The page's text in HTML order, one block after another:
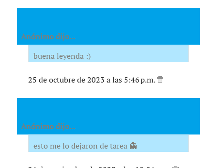
Anónimo dijo...
buena leyenda :)
25 de octubre de 2023 a las 5:46 p.m.
Anónimo dijo...
esto me lo dejaron de tarea 👻